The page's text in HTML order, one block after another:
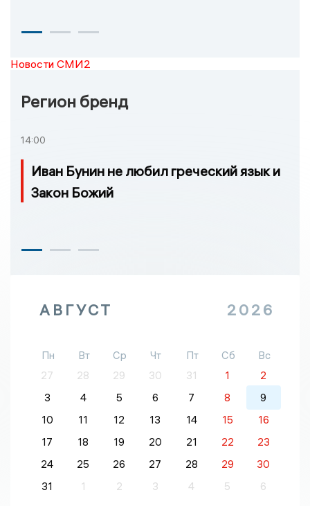
Новости СМИ2
Регион бренд
14:00
Иван Бунин не любил греческий язык и
Закон Божий
АВГУСТ 2026
Пн Вт Ср Чт Пт Сб
Вс
27
28 29 30 31 1
2
3
4 5 6 7 8
9
10
11 12 13 14 15
16
17
18 19 20 21 22
23
24
25 26 27 28 29
30
31
1 2 3 4 5 6